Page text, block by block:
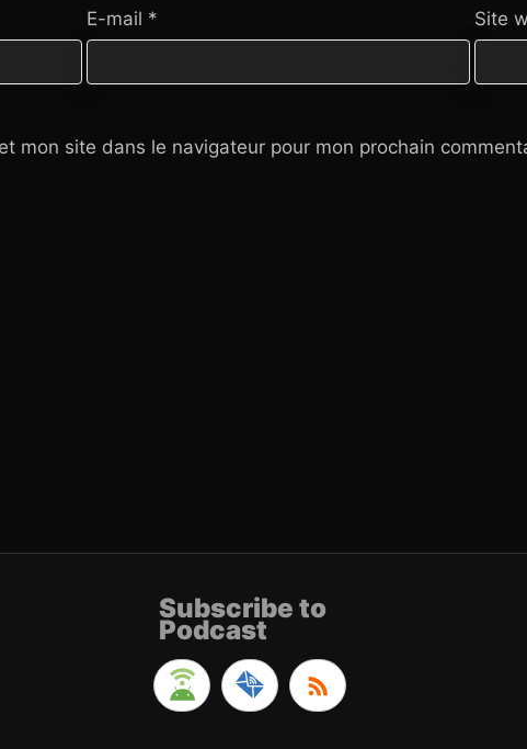
E-mail * Site
mon site dans le navigateur pour mon prochain
Subscribe to
Podcast